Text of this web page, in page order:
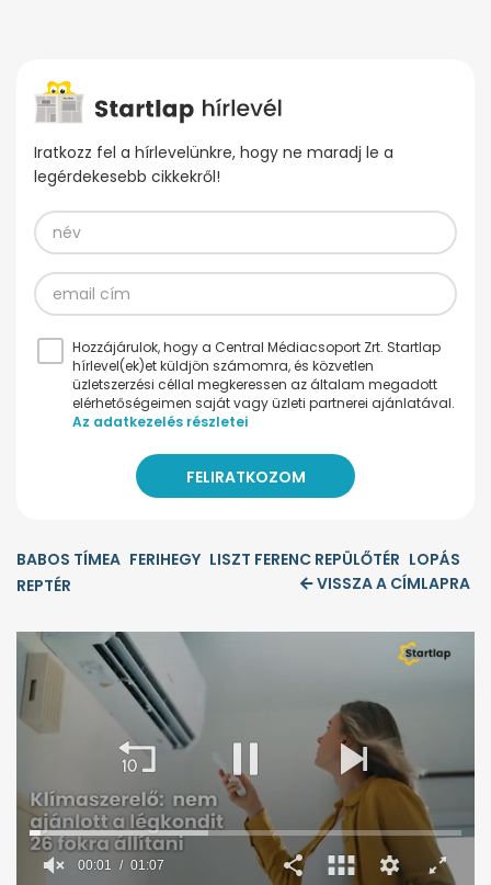
Iratkozz fel a hírlevelünkre, hogy ne maradj le a
legérdekesebb cikkekről!
Hozzájárulok, hogy a Central Médiacsoport Zrt. Startlap
hírlevel(ek)et küldjön számomra, és közvetlen
üzletszerzési céllal megkeressen az általam megadott
elérhetőségeimen saját vagy üzleti partnerei ajánlatával.
Az adatkezelés részletei
BABOS TÍMEA FERIHEGY LISZT FERENC REPÜLŐTÉR LOPÁS
REPTÉR
VISSZA A CÍMLAPRA
00:02 01:07